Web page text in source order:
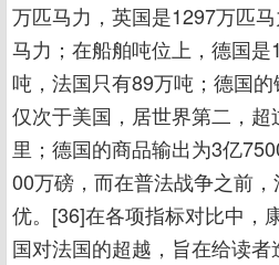
万匹马力，英国是1297万匹
马力；在船舶吨位上，德国
吨，法国只有89万吨；德国的
仅次于美国，居世界第二，
里；德国的商品输出为3亿
00万磅，而在普法战争之前
优。[36]在各项指标对比中，
国对法国的超越，旨在给读